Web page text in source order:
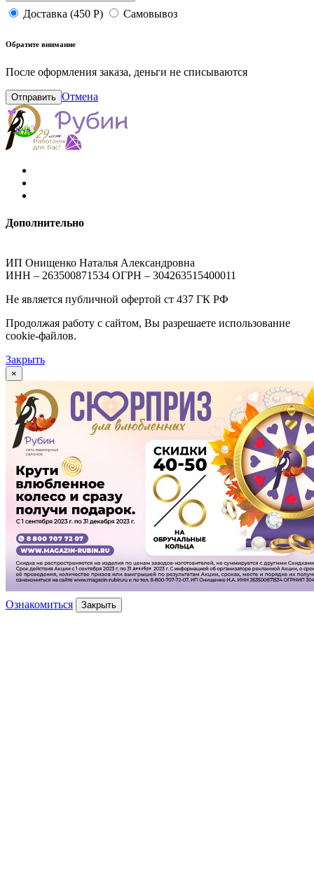
Доставка (450 Р) Самовывоз
Обратите внимание
После оформления заказа, деньги не списываются
Отправить Отмена
Дополнительно
ИП Онищенко Наталья Александровна
ИНН – 263500871534 ОГРН – 304263515400011
Не является публичной офертой ст 437 ГК РФ
Продолжая работу с сайтом, Вы разрешаете использование
cookie-файлов.
Закрыть
×
Ознакомиться Закрыть